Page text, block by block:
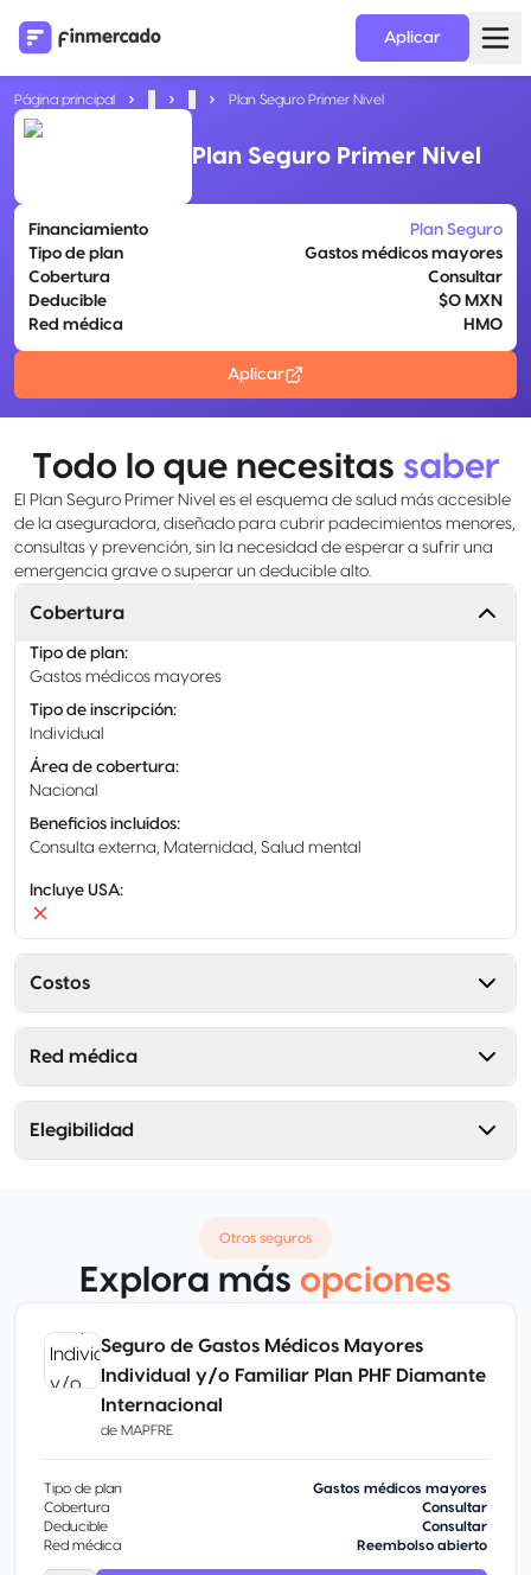
Aplicar
Página principal Plan Seguro Primer Nivel
Plan Seguro Primer Nivel
Financiamiento
Plan Seguro
Tipo de plan
Gastos médicos mayores
Cobertura
Consultar
Deducible
$0 MXN
Red médica
HMO
Aplicar
Todo lo que necesitas saber
El Plan Seguro Primer Nivel es el esquema de salud más accesible
de la aseguradora, diseñado para cubrir padecimientos menores,
consultas y prevención, sin la necesidad de esperar a sufrir una
emergencia grave o superar un deducible alto.
Cobertura
Tipo de plan:
Gastos médicos mayores
Tipo de inscripción:
Individual
Área de cobertura:
Nacional
Beneficios incluidos:
Consulta externa, Maternidad, Salud mental
Incluye USA:
Costos
Red médica
Elegibilidad
Otros seguros
Explora más opciones
Seguro de Gastos Médicos Mayores
Individual y/o Familiar Plan PHF Diamante
Internacional
de MAPFRE
Tipo de plan
Gastos médicos mayores
Cobertura
Consultar
Deducible
Consultar
Red médica
Reembolso abierto